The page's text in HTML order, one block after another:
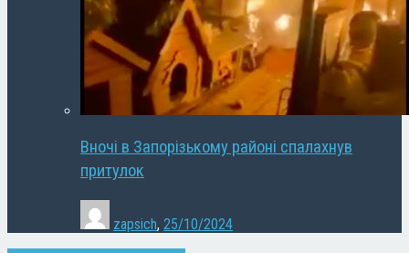
Вночі в Запорізькому районі спалахнув
притулок
zapsich, 25/10/2024